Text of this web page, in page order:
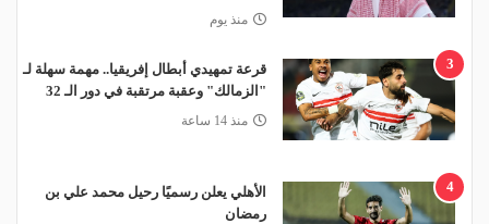
منذ يوم
3
قرعة تمهيدي أبطال إفريقيا.. مهمة سهلة لـ
"الزمالك" وعقبة مرتقبة في دور الـ 32
منذ 14 ساعة
4
الأهلي يعلن رسميًا رحيل محمد علي بن
رمضان